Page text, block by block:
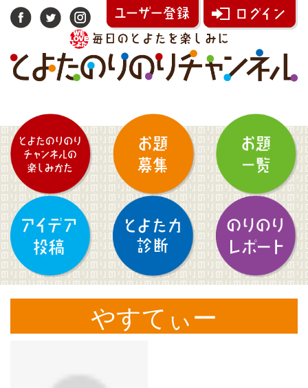
やすてぃー